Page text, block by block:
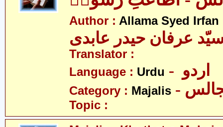
Author : Allama Syed
عرفان حیدر عابدی
Translator :
Language : Urdu
Category : Majalis
Topic :